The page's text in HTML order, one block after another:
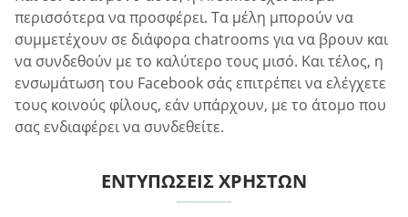
περισσότερα να προσφέρει. Τα μέλη μπορούν να
συμμετέχουν σε διάφορα chatrooms για να βρουν και
να συνδεθούν με το καλύτερο τους μισό. Και τέλος, η
ενσωμάτωση του Facebook σάς επιτρέπει να ελέγχετε
τους κοινούς φίλους, εάν υπάρχουν, με το άτομο που
σας ενδιαφέρει να συνδεθείτε.
ΕΝΤΥΠΏΣΕΙΣ ΧΡΗΣΤΏΝ